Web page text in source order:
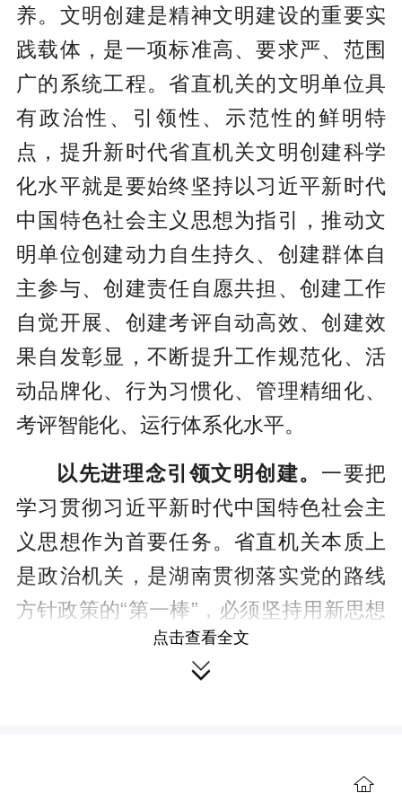
养。文明创建是精神文明建设的重要实
践载体，是一项标准高、要求严、范围
广的系统工程。省直机关的文明单位具
有政治性、引领性、示范性的鲜明特
点，提升新时代省直机关文明创建科学
化水平就是要始终坚持以习近平新时代
中国特色社会主义思想为指引，推动文
明单位创建动力自生持久、创建群体自
主参与、创建责任自愿共担、创建工作
自觉开展、创建考评自动高效、创建效
果自发彰显，不断提升工作规范化、活
动品牌化、行为习惯化、管理精细化、
考评智能化、运行体系化水平。
以先进理念引领文明创建。 一要把
学习贯彻习近平新时代中国特色社会主
义思想作为首要任务。省直机关本质上
是政治机关，是湖南贯彻落实党的路线
方针政策的“第一棒”，必须坚持用新思想
指导创建理念、推动创建实践、统领创
建工作，把引导党员干部职工提升政治
诚拥护“两个确立”、坚决做到“两个维
点击查看全文
